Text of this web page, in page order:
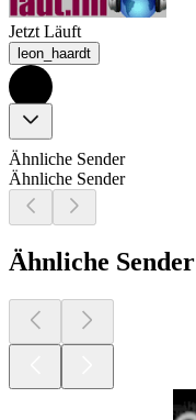
Jetzt Läuft
leon_haardt
Ähnliche Sender
Ähnliche Sender
Ähnliche Sender